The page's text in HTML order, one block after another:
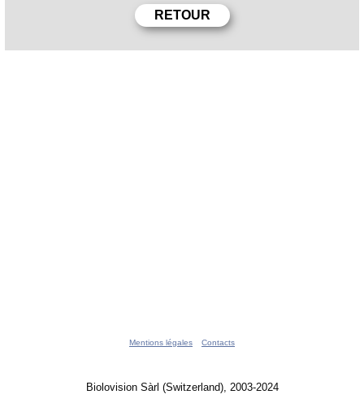
Mentions légales Contacts
Biolovision Sàrl (Switzerland), 2003-2024